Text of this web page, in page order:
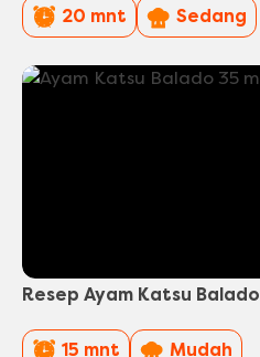
PreparationTime
20 mnt Difficulty
Sedang
Resep Ayam Katsu Balado
PreparationTime
15 mnt Difficulty
Mudah